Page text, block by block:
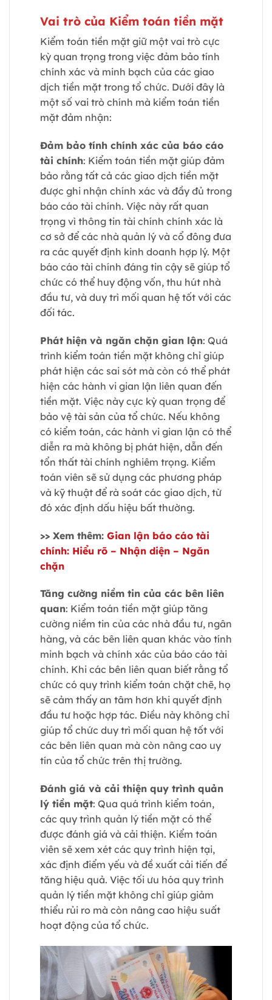
Vai trò của Kiểm toán tiền mặt
Kiểm toán tiền mặt giữ một vai trò cực
kỳ quan trọng trong việc đảm bảo tính
chính xác và minh bạch của các giao
dịch tiền mặt trong tổ chức. Dưới đây là
một số vai trò chính mà kiểm toán tiền
mặt đảm nhận:
Đảm bảo tính chính xác của báo cáo
tài chính: Kiểm toán tiền mặt giúp đảm
bảo rằng tất cả các giao dịch tiền mặt
được ghi nhận chính xác và đầy đủ trong
báo cáo tài chính. Việc này rất quan
trọng vì thông tin tài chính chính xác là
cơ sở để các nhà quản lý và cổ đông đưa
ra các quyết định kinh doanh hợp lý. Một
báo cáo tài chính đáng tin cậy sẽ giúp tổ
chức có thể huy động vốn, thu hút nhà
đầu tư, và duy trì mối quan hệ tốt với các
đối tác.
Phát hiện và ngăn chặn gian lận: Quá
trình kiểm toán tiền mặt không chỉ giúp
phát hiện các sai sót mà còn có thể phát
hiện các hành vi gian lận liên quan đến
tiền mặt. Việc này cực kỳ quan trọng để
bảo vệ tài sản của tổ chức. Nếu không
có kiểm toán, các hành vi gian lận có thể
diễn ra mà không bị phát hiện, dẫn đến
tổn thất tài chính nghiêm trọng. Kiểm
toán viên sẽ sử dụng các phương pháp
và kỹ thuật để rà soát các giao dịch, từ
đó xác định dấu hiệu bất thường.
>> Xem thêm: Gian lận báo cáo tài
chính: Hiểu rõ – Nhận diện – Ngăn
chặn
Tăng cường niềm tin của các bên liên
quan: Kiểm toán tiền mặt giúp tăng
cường niềm tin của các nhà đầu tư, ngân
hàng, và các bên liên quan khác vào tính
minh bạch và chính xác của báo cáo tài
chính. Khi các bên liên quan biết rằng tổ
chức có quy trình kiểm toán chặt chẽ, họ
sẽ cảm thấy an tâm hơn khi quyết định
đầu tư hoặc hợp tác. Điều này không chỉ
giúp tổ chức duy trì mối quan hệ tốt với
các bên liên quan mà còn nâng cao uy
tín của tổ chức trên thị trường.
Đánh giá và cải thiện quy trình quản
lý tiền mặt: Qua quá trình kiểm toán,
các quy trình quản lý tiền mặt có thể
được đánh giá và cải thiện. Kiểm toán
viên sẽ xem xét các quy trình hiện tại,
xác định điểm yếu và đề xuất cải tiến để
tăng hiệu quả. Việc tối ưu hóa quy trình
quản lý tiền mặt không chỉ giúp giảm
thiểu rủi ro mà còn nâng cao hiệu suất
hoạt động của tổ chức.